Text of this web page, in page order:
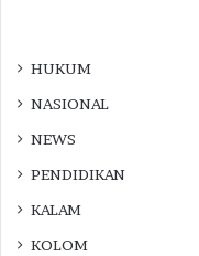
HUKUM
NASIONAL
NEWS
PENDIDIKAN
KALAM
KOLOM